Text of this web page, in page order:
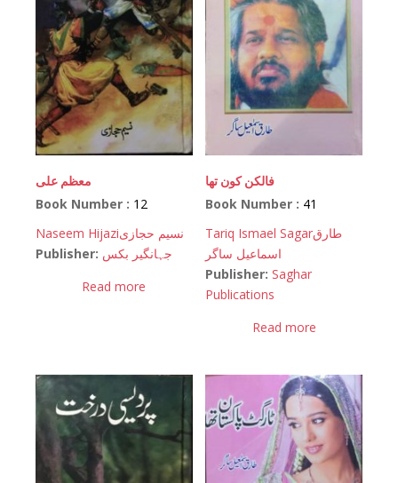
معظم علی
Book Number : 12
Naseem Hijaziنسیم حجازی
Publisher: جہانگیر بکس
Read more
فالکن کون تھا
Book Number : 41
Tariq Ismael Sagarطارق
اسماعیل ساگر
Publisher: Saghar
Publications
Read more